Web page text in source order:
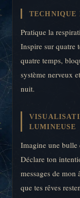
TECHNIQUE
Pratique la
Inspire sur quatre
quatre temps,
système nerveux
nuit.
LUMINEUSE
Imagine une bulle
Déclare ton
messages de mon
que tes rêves